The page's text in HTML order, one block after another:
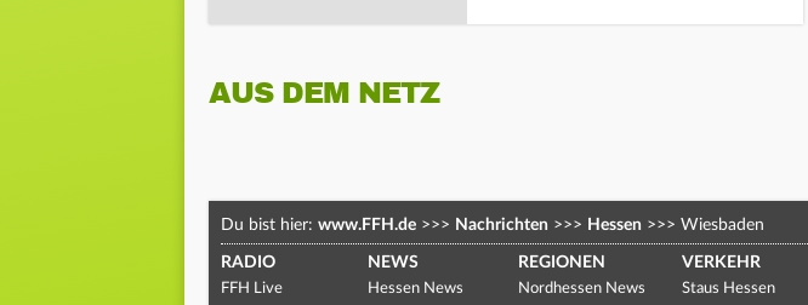
AUS DEM NETZ
Du bist hier: www.FFH.de >>> Nachrichten >>> Hessen >>> Wiesbaden
RADIO
FFH Live
NEWS
Hessen News
REGIONEN
Nordhessen News
VERKEHR
Staus Hessen